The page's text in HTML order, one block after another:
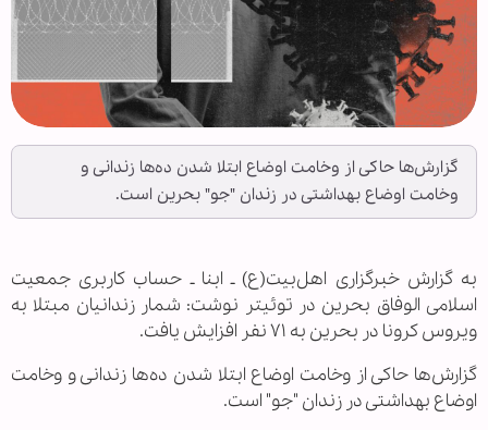
گزارش‌ها حاکی از وخامت اوضاع ابتلا شدن ده‌ها زندانی و
وخامت اوضاع بهداشتی در زندان "جو" بحرین است.
به گزارش خبرگزاری اهل‌بیت(ع) ـ ابنا ـ حساب کاربری جمعیت
اسلامی الوفاق بحرین در توئیتر نوشت: شمار زندانیان مبتلا به
ویروس کرونا در بحرین به ۷۱ نفر افزایش یافت.
گزارش‌ها حاکی از وخامت اوضاع ابتلا شدن ده‌ها زندانی و وخامت
اوضاع بهداشتی در زندان "جو" است.